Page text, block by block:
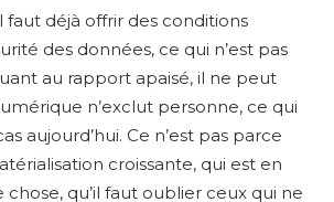
faut déjà offrir des conditions
des données, ce qui n’est pas
au rapport apaisé, il ne peut
n’exclut personne, ce qui
aujourd’hui. Ce n’est pas parce
croissante, qui est en
qu’il faut oublier ceux qui ne